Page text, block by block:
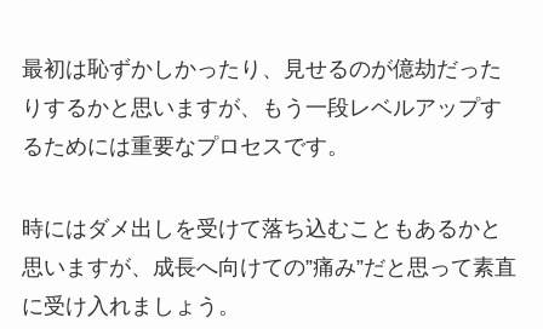
最初は恥ずかしかったり、見せるのが億劫だった
りするかと思いますが、もう一段レベルアップす
るためには重要なプロセスです。
時にはダメ出しを受けて落ち込むこともあるかと
思いますが、成長へ向けての”痛み”だと思って素直
に受け入れましょう。